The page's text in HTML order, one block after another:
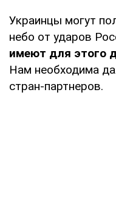
Украинцы могут
небо от ударов
имеют для этого
Нам необходима
стран-партнеров.